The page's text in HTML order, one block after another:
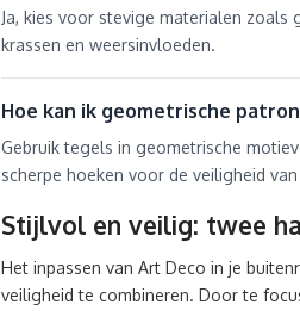
Ja, kies voor stevige materialen zoals
krassen en weersinvloeden.
Hoe kan ik geometrische
Gebruik tegels in geometrische
scherpe hoeken voor de veiligheid
Stijlvol en veilig: twee
Het inpassen van Art Deco in je
veiligheid te combineren. Door te